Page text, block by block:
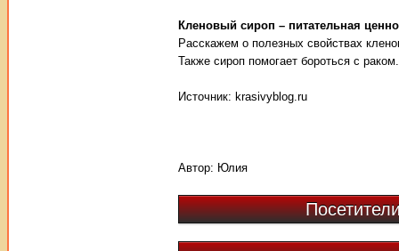
Кленовый сироп – питательная
Расскажем о полезных свойствах
Также сироп помогает бороться с раком.
Источник: krasivyblog.ru
Автор: Юлия